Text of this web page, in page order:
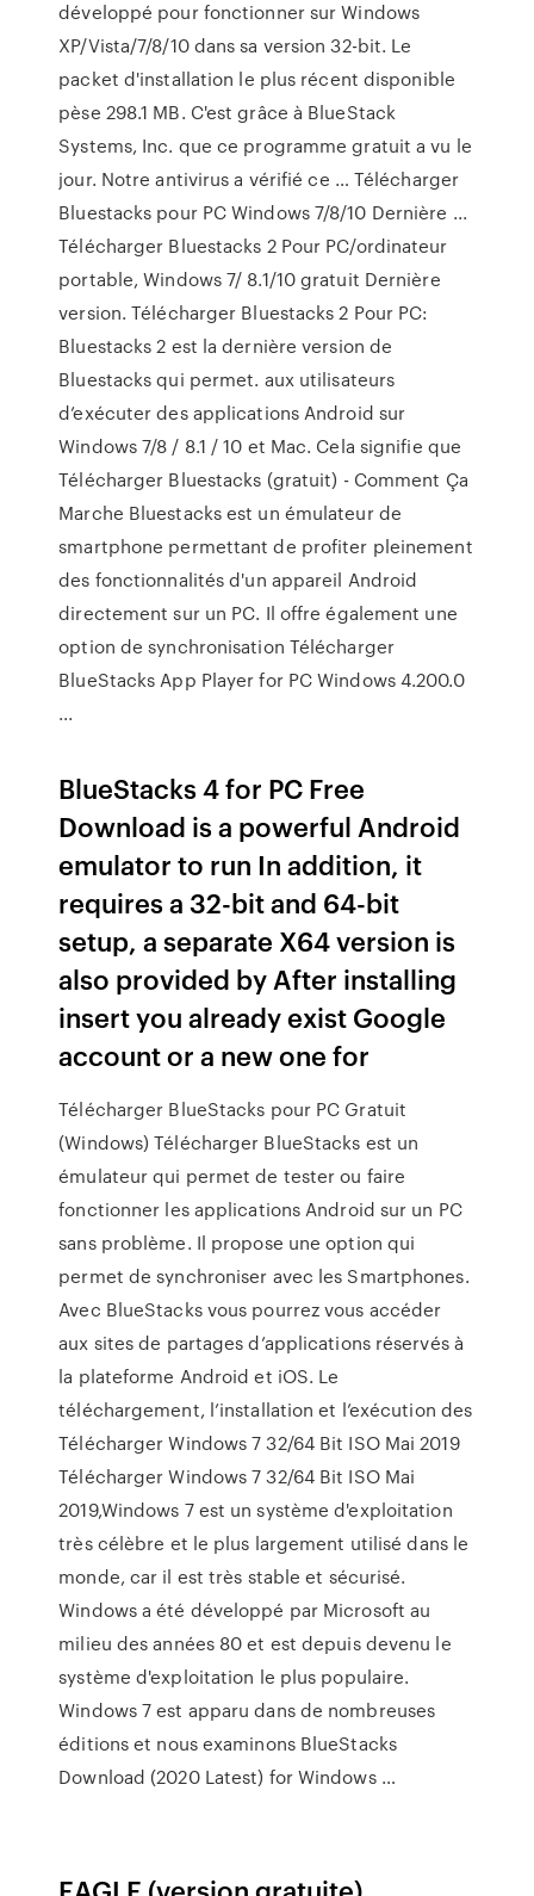
développé pour fonctionner sur Windows
XP/Vista/7/8/10 dans sa version 32-bit. Le
packet d'installation le plus récent disponible
pèse 298.1 MB. C'est grâce à BlueStack
Systems, Inc. que ce programme gratuit a vu le
jour. Notre antivirus a vérifié ce … Télécharger
Bluestacks pour PC Windows 7/8/10 Dernière ...
Télécharger Bluestacks 2 Pour PC/ordinateur
portable, Windows 7/ 8.1/10 gratuit Dernière
version. Télécharger Bluestacks 2 Pour PC:
Bluestacks 2 est la dernière version de
Bluestacks qui permet. aux utilisateurs
d’exécuter des applications Android sur
Windows 7/8 / 8.1 / 10 et Mac. Cela signifie que
Télécharger Bluestacks (gratuit) - Comment Ça
Marche Bluestacks est un émulateur de
smartphone permettant de profiter pleinement
des fonctionnalités d'un appareil Android
directement sur un PC. Il offre également une
option de synchronisation Télécharger
BlueStacks App Player for PC Windows 4.200.0
...
BlueStacks 4 for PC Free
Download is a powerful Android
emulator to run In addition, it
requires a 32-bit and 64-bit
setup, a separate X64 version is
also provided by After installing
insert you already exist Google
account or a new one for
Télécharger BlueStacks pour PC Gratuit
(Windows) Télécharger BlueStacks est un
émulateur qui permet de tester ou faire
fonctionner les applications Android sur un PC
sans problème. Il propose une option qui
permet de synchroniser avec les Smartphones.
Avec BlueStacks vous pourrez vous accéder
aux sites de partages d’applications réservés à
la plateforme Android et iOS. Le
téléchargement, l’installation et l’exécution des
Télécharger Windows 7 32/64 Bit ISO Mai 2019
Télécharger Windows 7 32/64 Bit ISO Mai
2019,Windows 7 est un système d'exploitation
très célèbre et le plus largement utilisé dans le
monde, car il est très stable et sécurisé.
Windows a été développé par Microsoft au
milieu des années 80 et est depuis devenu le
système d'exploitation le plus populaire.
Windows 7 est apparu dans de nombreuses
éditions et nous examinons BlueStacks
Download (2020 Latest) for Windows …